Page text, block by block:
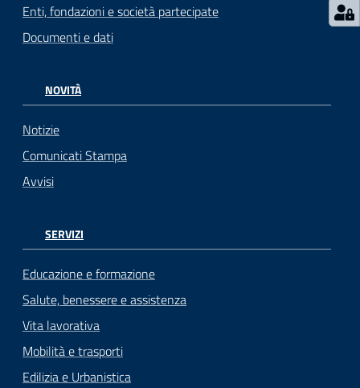
Enti, fondazioni e società partecipate
Documenti e dati
NOVITÀ
Notizie
Comunicati Stampa
Avvisi
SERVIZI
Educazione e formazione
Salute, benessere e assistenza
Vita lavorativa
Mobilità e trasporti
Edilizia e Urbanistica